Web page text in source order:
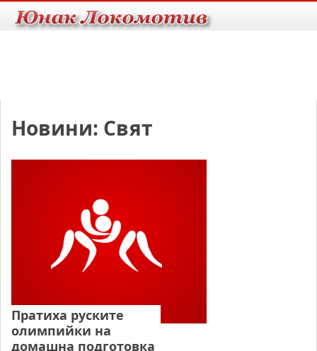
Новини: Свят
Пратиха руските
олимпийки на
домашна подготовка